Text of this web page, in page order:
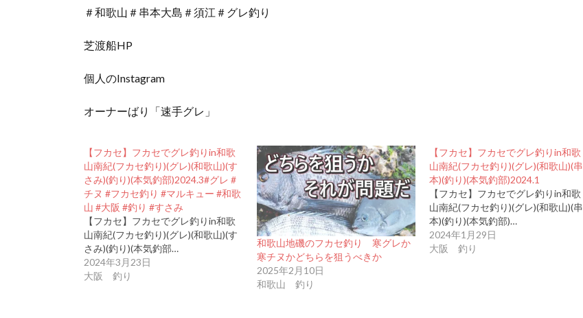
＃和歌山＃串本大島＃須江＃グレ釣り
芝渡船HP
個人のInstagram
オーナーばり「速手グレ」
【フカセ】フカセでグレ釣りin和歌
山南紀(フカセ釣り)(グレ)(和歌山)(す
さみ)(釣り)(本気釣部)2024.3#グレ #
チヌ #フカセ釣り #マルキュー #和歌
山 #大阪 #釣り #すさみ
【フカセ】フカセでグレ釣りin和歌
山南紀(フカセ釣り)(グレ)(和歌山)(す
さみ)(釣り)(本気釣部…
2024年3月23日
大阪 釣り
和歌山地磯のフカセ釣り 寒グレか
寒チヌかどちらを狙うべきか
2025年2月10日
和歌山 釣り
【フカセ】フカセでグレ釣りin和歌
山南紀(フカセ釣り)(グレ)(和歌山)(串
本)(釣り)(本気釣部)2024.1
【フカセ】フカセでグレ釣りin和歌
山南紀(フカセ釣り)(グレ)(和歌山)(串
本)(釣り)(本気釣部)…
2024年1月29日
大阪 釣り